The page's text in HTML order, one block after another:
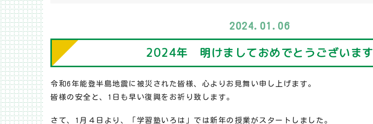
2024.01.06
2024年 明けましておめでとうございます
令和6年能登半島地震に被災された皆様、心よりお見舞い申し上げます。
皆様の安全と、1日も早い復興をお祈り致します。
さて、1月４日より、「学習塾いろは」では新年の授業がスタートしました。